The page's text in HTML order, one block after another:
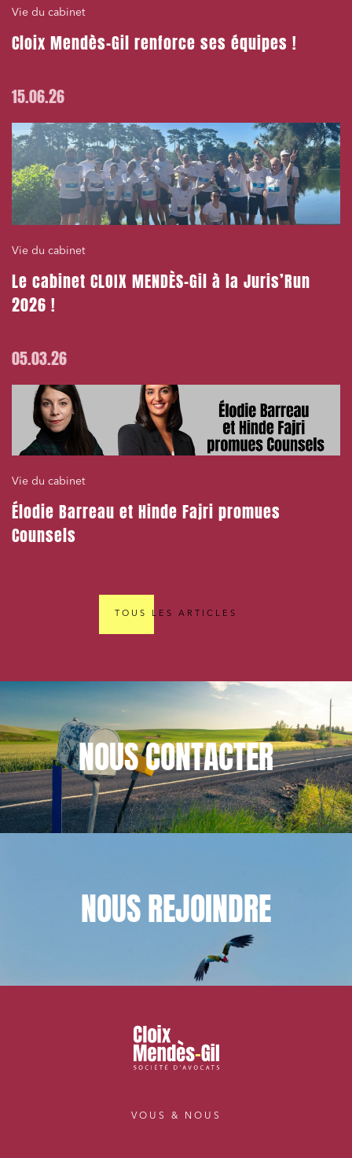
Vie du cabinet
Cloix Mendès-Gil renforce ses équipes !
15.06.26
Vie du cabinet
Le cabinet CLOIX MENDÈS-Gil à la Juris’Run
2026 !
05.03.26
Vie du cabinet
Élodie Barreau et Hinde Fajri promues
Counsels
TOUS LES ARTICLES
NOUSCONTACTER
NOUSREJOINDRE
VOUS & NOUS
J'ai lu et j'accepte la